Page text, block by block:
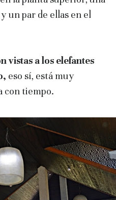
un par de ellas en el
vistas a los elefantes
eso sí, está muy
con tiempo.